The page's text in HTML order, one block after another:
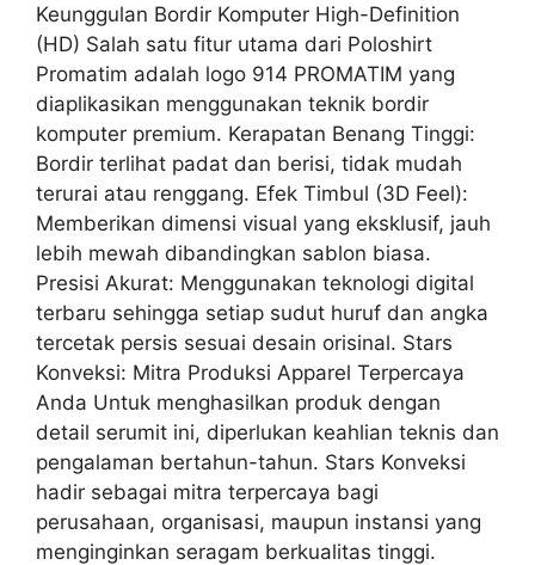
Keunggulan Bordir Komputer High-Definition
(HD) Salah satu fitur utama dari Poloshirt
Promatim adalah logo 914 PROMATIM yang
diaplikasikan menggunakan teknik bordir
komputer premium. Kerapatan Benang Tinggi:
Bordir terlihat padat dan berisi, tidak mudah
terurai atau renggang. Efek Timbul (3D Feel):
Memberikan dimensi visual yang eksklusif, jauh
lebih mewah dibandingkan sablon biasa.
Presisi Akurat: Menggunakan teknologi digital
terbaru sehingga setiap sudut huruf dan angka
tercetak persis sesuai desain orisinal. Stars
Konveksi: Mitra Produksi Apparel Terpercaya
Anda Untuk menghasilkan produk dengan
detail serumit ini, diperlukan keahlian teknis dan
pengalaman bertahun-tahun. Stars Konveksi
hadir sebagai mitra terpercaya bagi
perusahaan, organisasi, maupun instansi yang
menginginkan seragam berkualitas tinggi.